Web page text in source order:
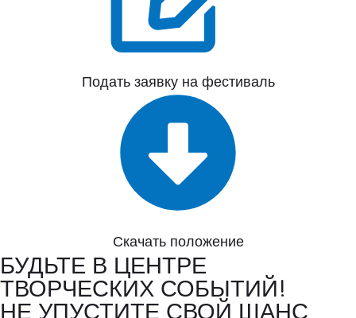
Подать заявку на фестиваль
Скачать положение
БУДЬТЕ В ЦЕНТРЕ
ТВОРЧЕСКИХ СОБЫТИЙ!